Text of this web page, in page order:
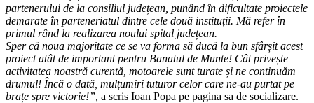
partenerului de la consiliul județean, punând în dificultate proiectele
demarate în parteneriatul dintre cele două instituții. Mă refer în
primul rând la realizarea noului spital județean.
Sper că noua majoritate ce se va forma să ducă la bun sfârșit acest
proiect atât de important pentru Banatul de Munte! Cât privește
activitatea noastră curentă, motoarele sunt turate și ne continuăm
drumul! Încă o dată, mulțumiri tuturor celor care ne-au purtat pe
brațe spre victorie!”, a scris Ioan Popa pe pagina sa de socializare.